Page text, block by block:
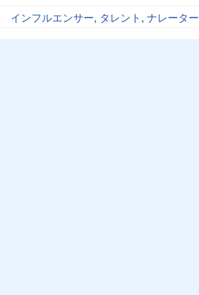
インフルエンサー, タレント, ナレーター